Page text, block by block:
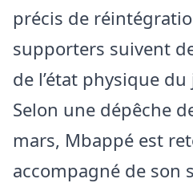
précis de
supporters suivent
de l’état physique du
Selon une dépêche
mars, Mbappé est
accompagné de son